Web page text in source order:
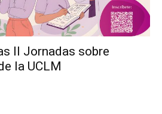
II Jornadas sobre
la UCLM